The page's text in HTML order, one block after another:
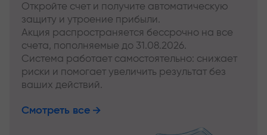
Откройте счет и получите автоматическую
защиту и утроение прибыли.
Акция распространяется бессрочно на все
счета, пополняемые до 31.08.2026.
Система работает самостоятельно: снижает
риски и помогает увеличить результат без
ваших действий.
Смотреть все